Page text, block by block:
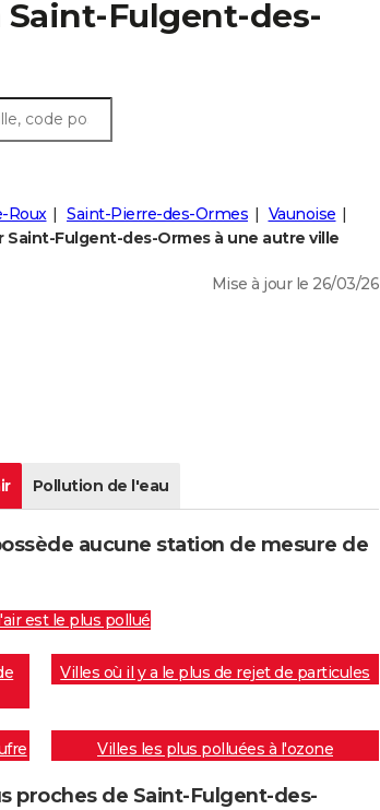
Fulgent-des-
Roux Saint-Pierre-des-Ormes
Vaunoise
Saint-Fulgent-des-Ormes à une autre ville
Mise à jour le 26/03/26
Pollution de l'eau
aucune station de mesure de
est le plus pollué
Villes où il y a le plus de rejet de particules
Villes les plus polluées à l'ozone
proches de Saint-Fulgent-des-